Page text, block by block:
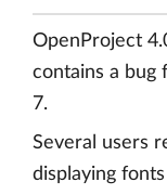
OpenProject
contains a bug
7.
Several users
displaying